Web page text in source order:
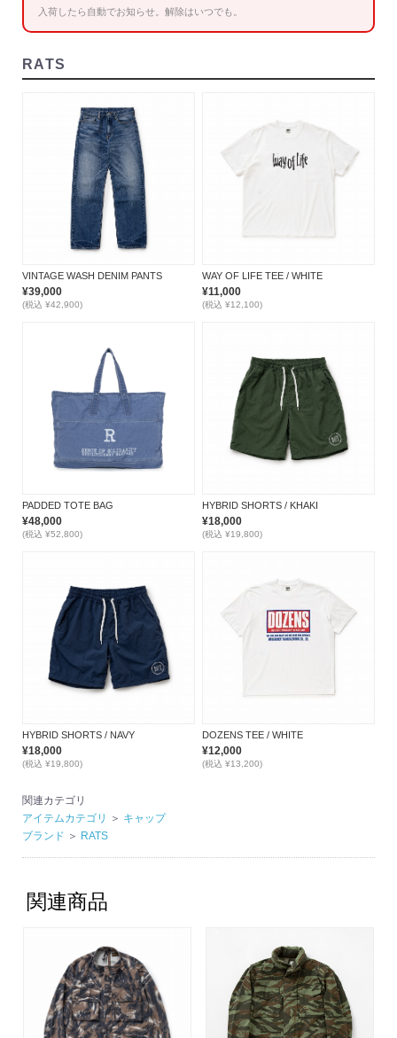
入荷したら自動でお知らせ。解除はいつでも。
RATS
VINTAGE WASH DENIM PANTS
¥39,000
(税込 ¥42,900)
WAY OF LIFE TEE / WHITE
¥11,000
(税込 ¥12,100)
PADDED TOTE BAG
¥48,000
(税込 ¥52,800)
HYBRID SHORTS / KHAKI
¥18,000
(税込 ¥19,800)
HYBRID SHORTS / NAVY
¥18,000
(税込 ¥19,800)
DOZENS TEE / WHITE
¥12,000
(税込 ¥13,200)
関連カテゴリ
アイテムカテゴリ
＞ キャップ
ブランド ＞ RATS
関連商品